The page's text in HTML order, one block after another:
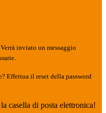
Verrà inviato un messaggio
Effettua il reset della password
casella di posta elettronica!